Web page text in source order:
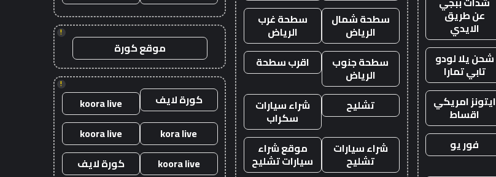
عن طريق
الايدي
شحن يلا لودو
تابي تمارا
ايتونز امريكي
اقساط
فور يو
سطحة شمال
الرياض
سطحة غرب
الرياض
سطحة جنوب
الرياض
اقرب سطحة
تشليح شراء سيارات
سكراب
شراء سيارات
تشليح
موقع شراء
سيارات تشليح
!
موقع كورة
!
كورة لايف
koora live
kora live
koora live
koora live
كورة لايف